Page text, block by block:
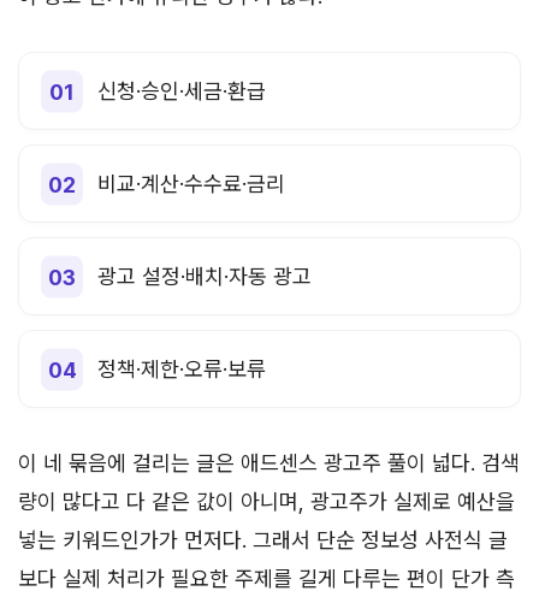
신청·승인·세금·환급
비교·계산·수수료·금리
광고 설정·배치·자동 광고
정책·제한·오류·보류
이 네 묶음에 걸리는 글은 애드센스 광고주 풀이 넓다. 검색
량이 많다고 다 같은 값이 아니며, 광고주가 실제로 예산을
넣는 키워드인가가 먼저다. 그래서 단순 정보성 사전식 글
보다 실제 처리가 필요한 주제를 길게 다루는 편이 단가 측